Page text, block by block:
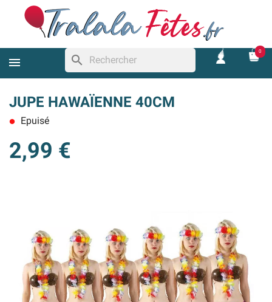
search
0
JUPE HAWAÏENNE 40CM
lens Epuisé
2,99 €